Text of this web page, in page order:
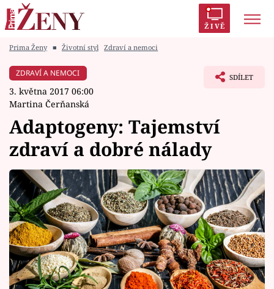
ŽIVĚ
Módní alarm
Zrádci
Témata
Celebrity
Vztahy
Seriály
Horoskopy
Prima Ženy ■ Životní styl Zdraví a nemoci
ZDRAVÍ A NEMOCI
3. května 2017 06:00
Martina Čerňanská
SDÍLET
Adaptogeny: Tajemství
zdraví a dobré nálady